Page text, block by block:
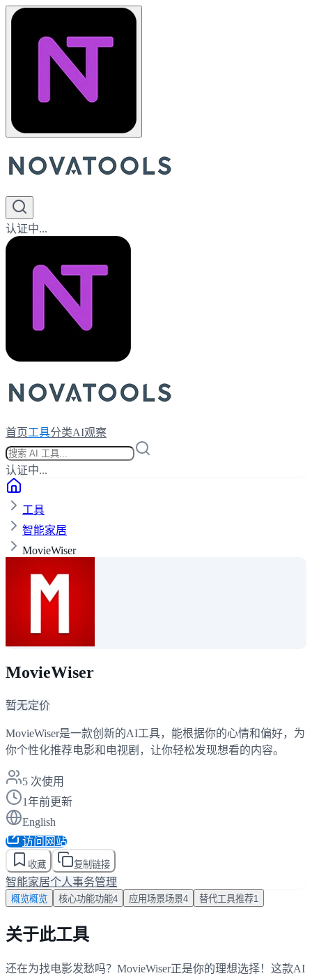
认证中...
首页工具分类AI观察
认证中...
工具
智能家居
MovieWiser
MovieWiser
暂无定价
MovieWiser是一款创新的AI工具，能根据你的心情和偏好，为
你个性化推荐电影和电视剧，让你轻松发现想看的内容。
5 次使用
1年前更新
English
访问网站
收藏 复制链接
智能家居个人事务管理
概览概览 核心功能功能4 应用场景场景4 替代工具推荐1
关于此工具
还在为找电影发愁吗？MovieWiser正是你的理想选择！这款AI